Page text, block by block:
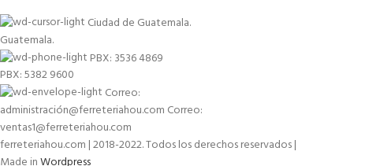
Ciudad de Guatemala.
Guatemala.
PBX: 3536 4869
PBX: 5382 9600
Correo:
administración@ferreteriahou.com Correo:
ventas1@ferreteriahou.com
ferreteriahou.com | 2018-2022. Todos los derechos reservados |
Made inWordpress